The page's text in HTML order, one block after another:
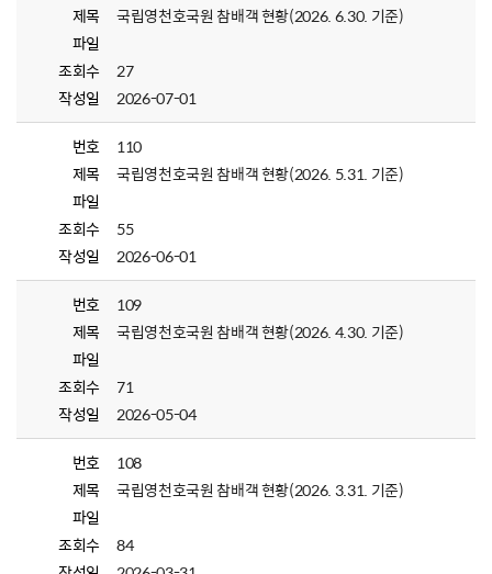
제목
국립영천호국원 참배객 현황(2026. 6.30. 기준)
파일
조회수
27
작성일
2026-07-01
번호
110
제목
국립영천호국원 참배객 현황(2026. 5.31. 기준)
파일
조회수
55
작성일
2026-06-01
번호
109
제목
국립영천호국원 참배객 현황(2026. 4.30. 기준)
파일
조회수
71
작성일
2026-05-04
번호
108
제목
국립영천호국원 참배객 현황(2026. 3.31. 기준)
파일
조회수
84